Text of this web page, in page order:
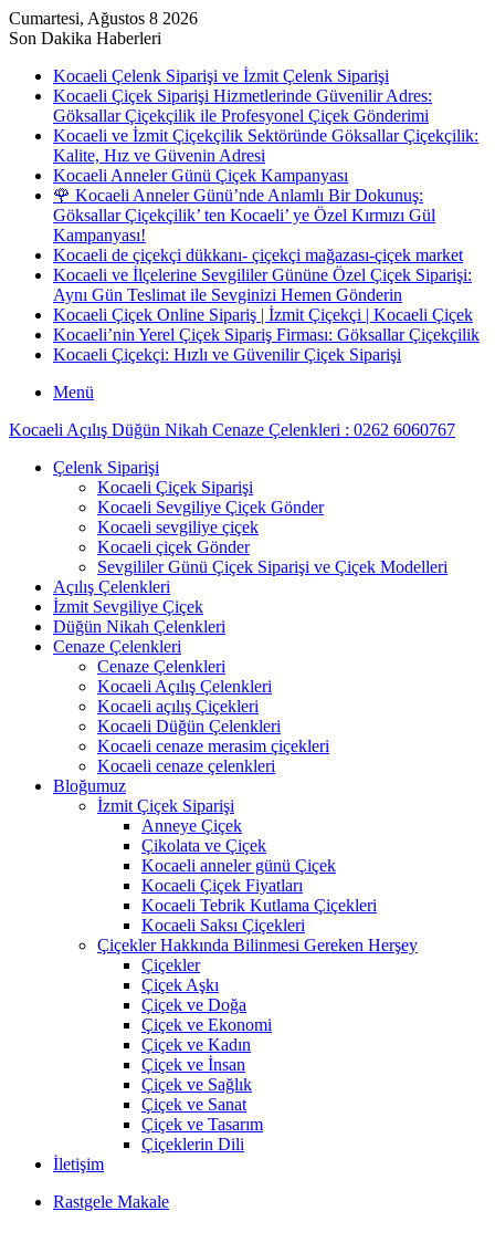
Cumartesi, Ağustos 8 2026
Son Dakika Haberleri
Kocaeli Çelenk Siparişi ve İzmit Çelenk Siparişi
Kocaeli Çiçek Siparişi Hizmetlerinde Güvenilir Adres:
Göksallar Çiçekçilik ile Profesyonel Çiçek Gönderimi
Kocaeli ve İzmit Çiçekçilik Sektöründe Göksallar Çiçekçilik:
Kalite, Hız ve Güvenin Adresi
Kocaeli Anneler Günü Çiçek Kampanyası
🌹 Kocaeli Anneler Günü’nde Anlamlı Bir Dokunuş:
Göksallar Çiçekçilik’ ten Kocaeli’ ye Özel Kırmızı Gül
Kampanyası!
Kocaeli de çiçekçi dükkanı- çiçekçi mağazası-çiçek market
Kocaeli ve İlçelerine Sevgililer Gününe Özel Çiçek Siparişi:
Aynı Gün Teslimat ile Sevginizi Hemen Gönderin
Kocaeli Çiçek Online Sipariş | İzmit Çiçekçi | Kocaeli Çiçek
Kocaeli’nin Yerel Çiçek Sipariş Firması: Göksallar Çiçekçilik
Kocaeli Çiçekçi: Hızlı ve Güvenilir Çiçek Siparişi
Menü
Kocaeli Açılış Düğün Nikah Cenaze Çelenkleri : 0262 6060767
Çelenk Siparişi
Kocaeli Çiçek Siparişi
Kocaeli Sevgiliye Çiçek Gönder
Kocaeli sevgiliye çiçek
Kocaeli çiçek Gönder
Sevgililer Günü Çiçek Siparişi ve Çiçek Modelleri
Açılış Çelenkleri
İzmit Sevgiliye Çiçek
Düğün Nikah Çelenkleri
Cenaze Çelenkleri
Cenaze Çelenkleri
Kocaeli Açılış Çelenkleri
Kocaeli açılış Çiçekleri
Kocaeli Düğün Çelenkleri
Kocaeli cenaze merasim çiçekleri
Kocaeli cenaze çelenkleri
Bloğumuz
İzmit Çiçek Siparişi
Anneye Çiçek
Çikolata ve Çiçek
Kocaeli anneler günü Çiçek
Kocaeli Çiçek Fiyatları
Kocaeli Tebrik Kutlama Çiçekleri
Kocaeli Saksı Çiçekleri
Çiçekler Hakkında Bilinmesi Gereken Herşey
Çiçekler
Çiçek Aşkı
Çiçek ve Doğa
Çiçek ve Ekonomi
Çiçek ve Kadın
Çiçek ve İnsan
Çiçek ve Sağlık
Çiçek ve Sanat
Çiçek ve Tasarım
Çiçeklerin Dili
İletişim
Rastgele Makale